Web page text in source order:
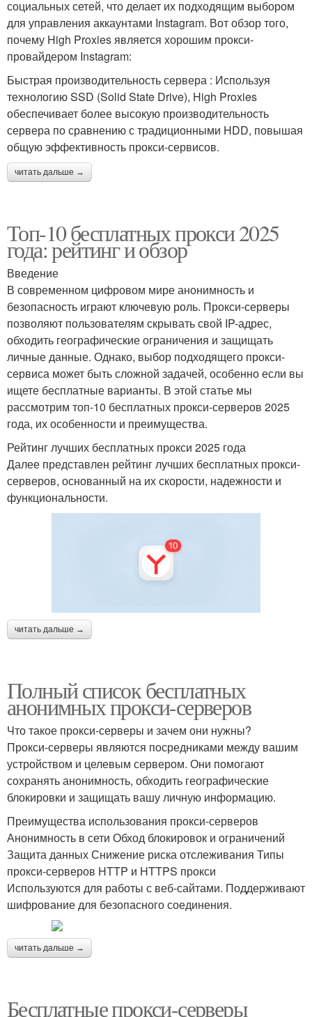
социальных сетей, что делает их подходящим выбором
для управления аккаунтами Instagram. Вот обзор того,
почему High Proxies является хорошим прокси-
провайдером Instagram:
Быстрая производительность сервера : Используя
технологию SSD (Solid State Drive), High Proxies
обеспечивает более высокую производительность
сервера по сравнению с традиционными HDD, повышая
общую эффективность прокси-сервисов.
читать дальше →
Топ-10 бесплатных прокси 2025
года: рейтинг и обзор
Введение
В современном цифровом мире анонимность и
безопасность играют ключевую роль. Прокси-серверы
позволяют пользователям скрывать свой IP-адрес,
обходить географические ограничения и защищать
личные данные. Однако, выбор подходящего прокси-
сервиса может быть сложной задачей, особенно если вы
ищете бесплатные варианты. В этой статье мы
рассмотрим топ-10 бесплатных прокси-серверов 2025
года, их особенности и преимущества.
Рейтинг лучших бесплатных прокси 2025 года
Далее представлен рейтинг лучших бесплатных прокси-
серверов, основанный на их скорости, надежности и
функциональности.
читать дальше →
Полный список бесплатных
анонимных прокси-серверов
Что такое прокси-серверы и зачем они нужны?
Прокси-серверы являются посредниками между вашим
устройством и целевым сервером. Они помогают
сохранять анонимность, обходить географические
блокировки и защищать вашу личную информацию.
Преимущества использования прокси-серверов
Анонимность в сети Обход блокировок и ограничений
Защита данных Снижение риска отслеживания Типы
прокси-серверов HTTP и HTTPS прокси
Используются для работы с веб-сайтами. Поддерживают
шифрование для безопасного соединения.
читать дальше →
Бесплатные прокси-серверы